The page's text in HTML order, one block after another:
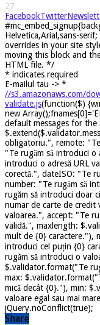
27
FacebookTwitter
Helvetica,Arial,sans-
overrides in your site
moving this block and
HTML file. */
* indicates required
E-mailul tau -> *
//s3.amazonaws.com/
validate.js(function($)
new
default messages for
obligatoriu.", remote:
"Te rugăm să introduci o
introduci o adresă URL
corectă.", dateISO: "Te
number: "Te rugăm să
rugăm să introduci doar
numar de carte de credit
valoarea.", accept: "Te
validă.", maxlength:
mult de {0} caractere."),
introduci cel puțin {0}
rugăm să introduci o
$.validator.format("Te
max:
mică decât {0}."), min:
valoare egal sau mai
jQuery.noConflict(true);
Share